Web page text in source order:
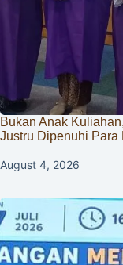
Bukan Anak
Justru Dipenuhi Para
August 4, 2026